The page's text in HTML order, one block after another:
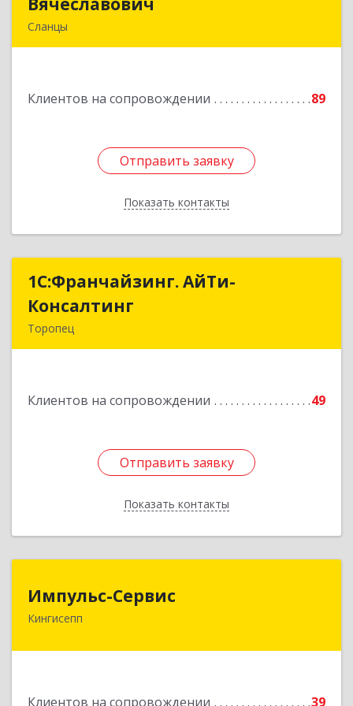
Сланцы
Клиентов на сопровождении 89
Отправить заявку
Показать контакты
Подробнее
Отправить заявку
Назад
1С:Франчайзинг. АйТи-
Консалтинг
Торопец
Клиентов на сопровождении 49
Отправить заявку
Показать контакты
1С:Франчайзинг. АйТи-
Подробнее
Отправить заявку
Назад
Импульс-Сервис
Кингисепп
Клиентов на сопровождении 39
188480, Ленинградская обл, Кингисеппский р-н,